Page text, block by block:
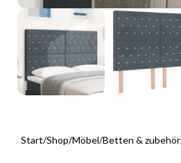
Start Shop Möbel Betten & zubehör